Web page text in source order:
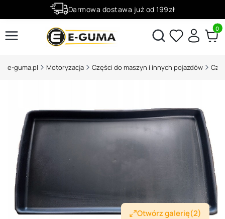
Darmowa dostawa już od 199zł
Rabaty -50% na wybrane produktyOtwórz wyszukiwarkę
e-guma.pl Motoryzacja Części do maszyn i innych pojazdów
Otwórz galerię(2)